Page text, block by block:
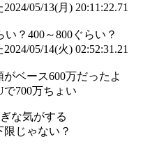
2024/05/13(月) 20:11:22.71
？400～800ぐらい？
2024/05/14(火) 02:52:31.21
ベース600万だったよ
700万ちょい
な気がする
限じゃない？